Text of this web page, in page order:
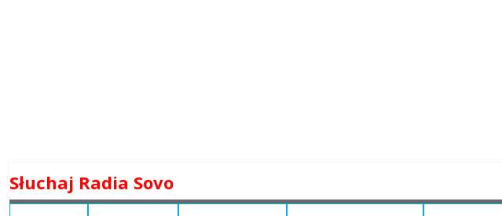
to
Słuchaj Radia Sovo